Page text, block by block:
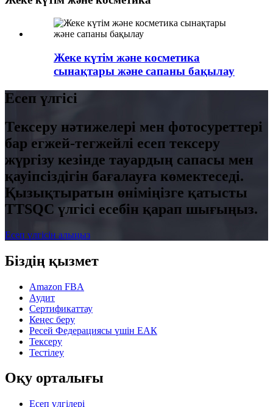
Жеке күтім және косметика
сынақтары және сапаны бақылау
Есеп үлгісі
Тексеру нәтижелері мен фотосуреттері
бар егжей-тегжейлі есеп тексеру
жүргізу кезінде тауардың сапасы мен
қауіпсіздігін бағалауға көмектеседі.
Қызықтыратын өніміңізге қатысты
TTSQC үлгісі есебін қарап шығыңыз.
Есеп үлгісін алыңыз
Біздің қызмет
Amazon FBA
Аудит
Сертификаттау
Кеңес беру
Ресей Федерациясы үшін ЕАК
Тексеру
Тестілеу
Оқу орталығы
Есеп үлгілері